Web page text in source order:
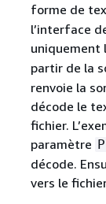
forme de
l’interface
uniquement
partir de la
renvoie la
décode le
fichier.
paramètre
décode.
vers le